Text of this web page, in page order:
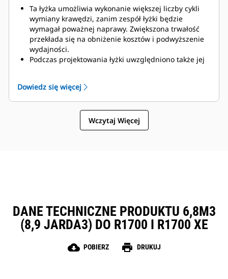
Ta łyżka umożliwia wykonanie większej liczby cykli
wymiany krawędzi, zanim zespół łyżki będzie
wymagał poważnej naprawy. Zwiększona trwałość
przekłada się na obniżenie kosztów i podwyższenie
wydajności.
Podczas projektowania łyżki uwzględniono także jej
wydajności maszyny.
Osprzęt do prac ziemnych Cat także zapewnia
przewagę nad konkurencją.
Dowiedz się więcej
Wczytaj Więcej
DANE TECHNICZNE PRODUKTU 6,8M3
(8,9 JARDA3) DO R1700 I R1700 XE
cloud_download POBIERZ print DRUKUJ